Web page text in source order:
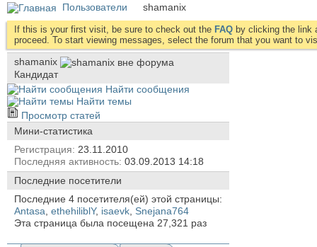
Пользователи shamanix
If this is your first visit, be sure to check out the FAQ by clicking the link
proceed. To start viewing messages, select the forum that you want to
shamanix
Кандидат
Найти сообщения
Найти темы
Просмотр статей
Мини-статистика
Регистрация
23.11.2010
Последняя активность 03.09.2013 14:18
Последние посетители
Последние 4 посетителя(ей) этой страницы:
Antasa ethehiliblY, isaevk Snejana764
Эта страница была посещена 27,321 раз